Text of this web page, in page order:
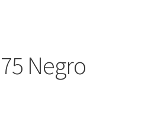
Negro